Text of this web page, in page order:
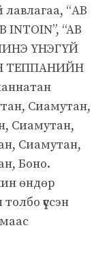
​​лавлагаа, “AB
INTOIN”, “AB
ШИНЭ ҮНЭГҮЙ
ТЕППАНИЙН
Сиамутан,
Сиамутан,
Сиамутан,
Боно.
өндөр
үүссэн